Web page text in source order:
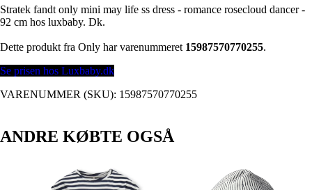
Stratek fandt only mini may life ss dress - romance rosecloud dancer -
92 cm hos luxbaby. Dk.
Dette produkt fra Only har varenummeret 15987570770255.
Se prisen hos Luxbaby.dk
VARENUMMER (SKU): 15987570770255
ANDRE KØBTE OGSÅ